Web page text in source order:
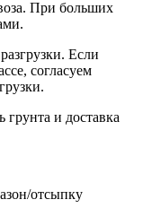
При больших
Если
согласуем
грунта и доставка
отсыпку